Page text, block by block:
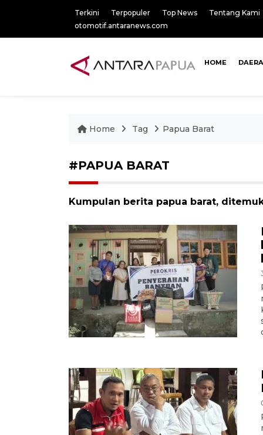
Terkini Terpopuler Top News
Tentang Kami
otomotif.antaranews.com
HOME
Home Tag Papua Barat
#PAPUA BARAT
Kumpulan berita papua barat,